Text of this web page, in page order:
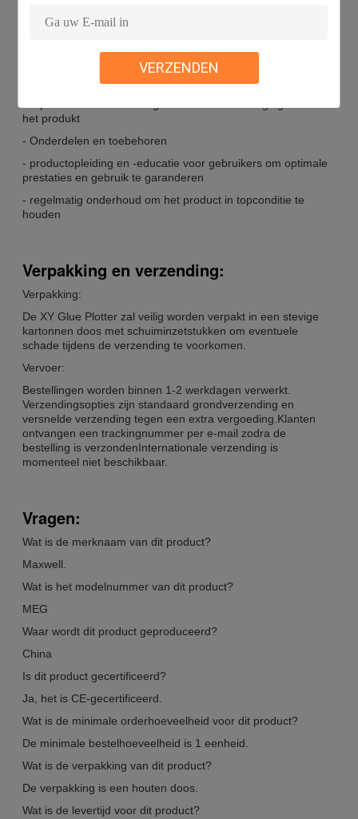
VERZENDEN
- Hulp bij het oplossen van problemen die zich voordoen
tijdens het gebruik van het product
het produkt
- Onderdelen en toebehoren
- productopleiding en -educatie voor gebruikers om optimale
prestaties en gebruik te garanderen
- regelmatig onderhoud om het product in topconditie te
houden
Verpakking en verzending:
Verpakking:
De XY Glue Plotter zal veilig worden verpakt in een stevige
kartonnen doos met schuiminzetstukken om eventuele
schade tijdens de verzending te voorkomen.
Vervoer:
Bestellingen worden binnen 1-2 werkdagen verwerkt.
Verzendingsopties zijn standaard grondverzending en
versnelde verzending tegen een extra vergoeding.Klanten
ontvangen een trackingnummer per e-mail zodra de
bestelling is verzondenInternationale verzending is
momenteel niet beschikbaar.
Vragen:
Wat is de merknaam van dit product?
Maxwell.
Wat is het modelnummer van dit product?
MEG
Waar wordt dit product geproduceerd?
China
Is dit product gecertificeerd?
Ja, het is CE-gecertificeerd.
Wat is de minimale orderhoeveelheid voor dit product?
De minimale bestelhoeveelheid is 1 eenheid.
Wat is de verpakking van dit product?
De verpakking is een houten doos.
Wat is de levertijd voor dit product?